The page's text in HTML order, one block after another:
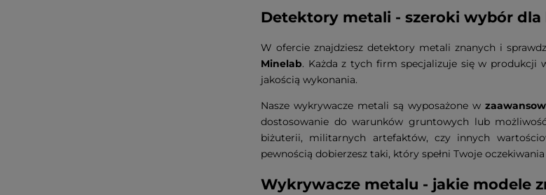
Detektory metali - szeroki wybór
W ofercie znajdziesz detektory metali znanych i
Minelab. Każda z tych firm specjalizuje się w produkcji
jakością wykonania.
Nasze wykrywacze metali są wyposażone w
dostosowanie do warunków gruntowych lub
biżuterii, militarnych artefaktów, czy innych
pewnością dobierzesz taki, który spełni Twoje
Wykrywacze metalu - jakie modele